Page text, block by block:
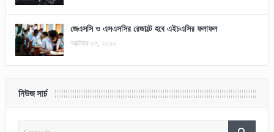
জেএসসি ও এসএসসির রেজাল্টে হবে এইচএসির ফলাফল
অক্টোবর ০৭, ২০২০
নিউজ সার্চ